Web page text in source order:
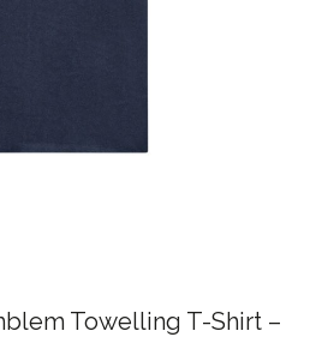
Towelling T-Shirt –